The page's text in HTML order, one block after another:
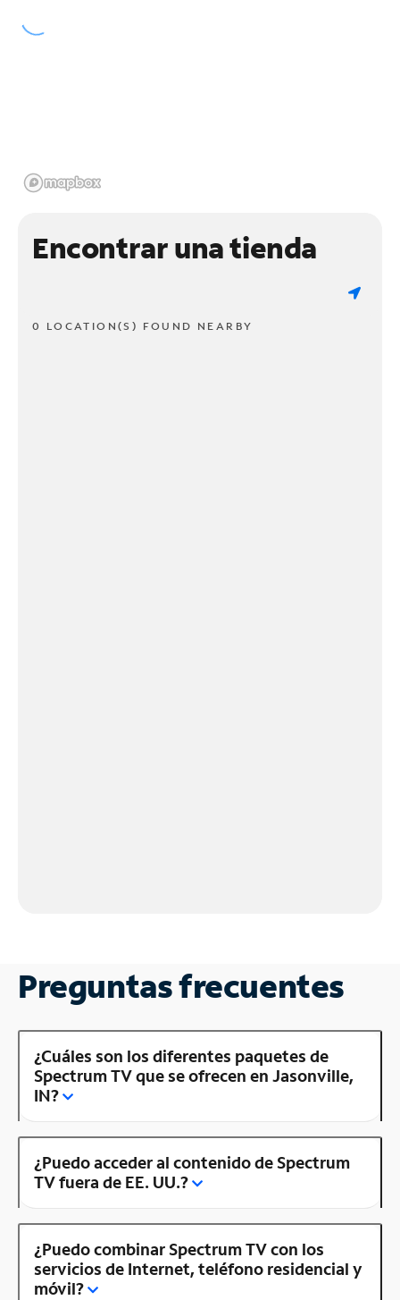
Encontrar una tienda
0 LOCATION(S) FOUND NEARBY
Preguntas frecuentes
¿Cuáles son los diferentes paquetes de
Spectrum TV que se ofrecen en Jasonville,
IN?
¿Puedo acceder al contenido de Spectrum
TV fuera de EE. UU.?
¿Puedo combinar Spectrum TV con los
servicios de Internet, teléfono residencial y
móvil?